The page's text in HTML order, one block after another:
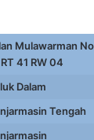
Mulawarman No
41 RW 04
Dalam
Tengah